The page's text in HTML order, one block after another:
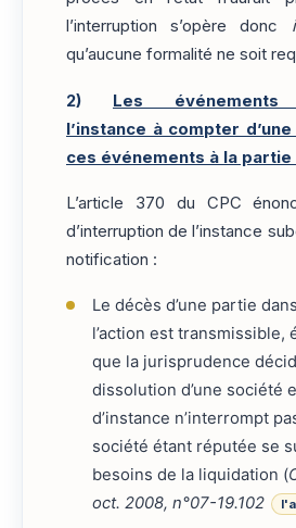
l’interruption s’opère donc
qu’aucune formalité ne soit
2) Les événements
l’instance à compter
ces événements à la
L’article 370 du CPC
d’interruption de l’instance
notification :
Le décès d’une partie
l’action est transmissible,
que la jurisprudence
dissolution d’une société
d’instance n’interrompt
société étant réputée se
besoins de la liquidation (
oct. 2008, n°07-19.102